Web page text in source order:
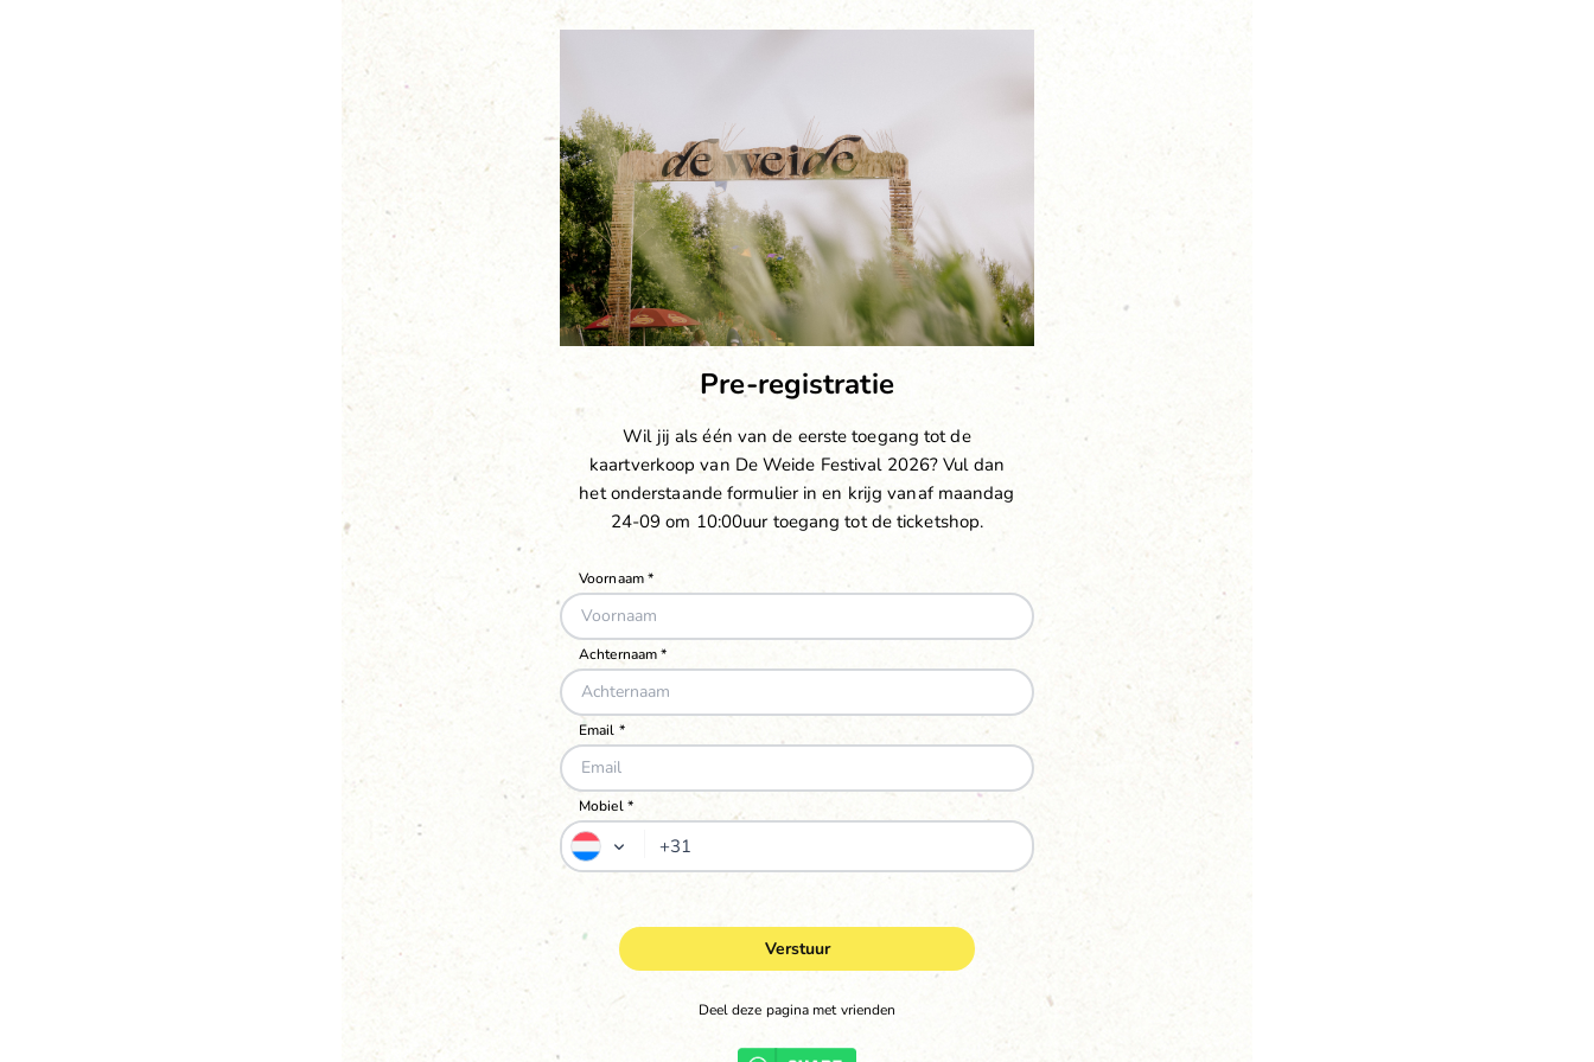
Pre-registratie
Wil jij als één van de eerste toegang tot de
kaartverkoop van De Weide Festival 2026? Vul dan
het onderstaande formulier in en krijg vanaf maandag
24-09 om 10:00uur toegang tot de ticketshop.
Mobiel *
Verstuur
Deel deze pagina met vrienden